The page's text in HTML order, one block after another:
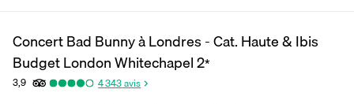
Concert Bad Bunny à Londres - Cat. Haute & Ibis
Budget London Whitechapel2*
3,9 4 343avis